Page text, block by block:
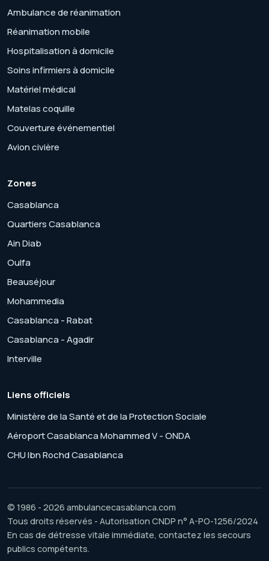
Ambulance de réanimation
Réanimation mobile
Hospitalisation à domicile
Soins infirmiers à domicile
Matériel médical
Matelas coquille
Couverture événementiel
Avion civière
Zones
Casablanca
Quartiers Casablanca
Ain Diab
Oulfa
Beauséjour
Mohammedia
Casablanca - Rabat
Casablanca - Agadir
Interville
Liens officiels
Ministère de la Santé et de la Protection Sociale
Aéroport Casablanca Mohammed V - ONDA
CHU Ibn Rochd Casablanca
© 1986 - 2026 ambulancecasablanca.com
Tous droits réservés - Autorisation CNDP n° A-PO-1256/2024
En cas de détresse vitale immédiate, contactez les secours
publics compétents.